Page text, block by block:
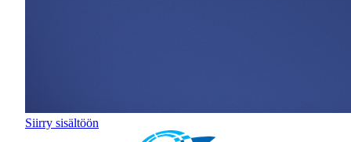
Siirry sisältöön